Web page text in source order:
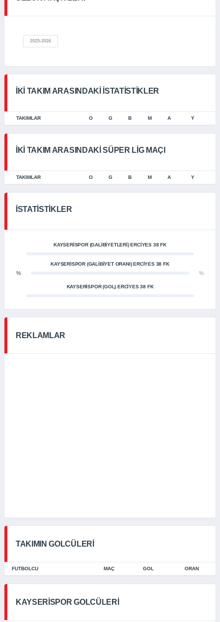
2025-2026
İKI TAKIM ARASINDAKI İSTATISTIKLER
TAKIMLAR O G B M A Y
İKI TAKIM ARASINDAKI SÜPER LIG MAÇI
TAKIMLAR O G B M A Y
İSTATISTIKLER
KAYSERISPOR (GALIBIYETLERI) ERCİYES 38 FK
KAYSERISPOR (GALIBIYET ORANI) ERCİYES 38 FK
% %
KAYSERISPOR (GOL) ERCİYES 38 FK
REKLAMLAR
TAKIMIN GOLCÜLERI
FUTBOLCU MAÇ GOL ORAN
KAYSERISPOR GOLCÜLERI